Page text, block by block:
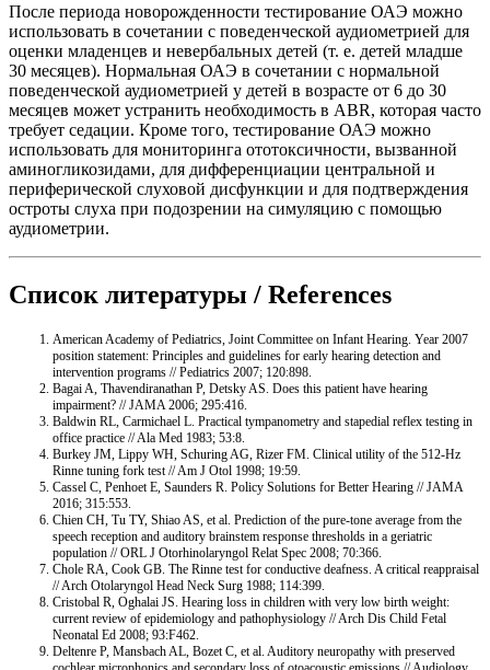
После периода новорожденности тестирование ОАЭ можно
использовать в сочетании с поведенческой аудиометрией для
оценки младенцев и невербальных детей (т. е. детей младше
30 месяцев). Нормальная ОАЭ в сочетании с нормальной
поведенческой аудиометрией у детей в возрасте от 6 до 30
месяцев может устранить необходимость в ABR, которая часто
требует седации. Кроме того, тестирование ОАЭ можно
использовать для мониторинга ототоксичности, вызванной
аминогликозидами, для дифференциации центральной и
периферической слуховой дисфункции и для подтверждения
остроты слуха при подозрении на симуляцию с помощью
аудиометрии.
Список литературы / References
American Academy of Pediatrics, Joint Committee on Infant Hearing. Year 2007
position statement: Principles and guidelines for early hearing detection and
intervention programs // Pediatrics 2007; 120:898.
Bagai A, Thavendiranathan P, Detsky AS. Does this patient have hearing
impairment? // JAMA 2006; 295:416.
Baldwin RL, Carmichael L. Practical tympanometry and stapedial reflex testing in
office practice // Ala Med 1983; 53:8.
Burkey JM, Lippy WH, Schuring AG, Rizer FM. Clinical utility of the 512-Hz
Rinne tuning fork test // Am J Otol 1998; 19:59.
Cassel C, Penhoet E, Saunders R. Policy Solutions for Better Hearing // JAMA
2016; 315:553.
Chien CH, Tu TY, Shiao AS, et al. Prediction of the pure-tone average from the
speech reception and auditory brainstem response thresholds in a geriatric
population // ORL J Otorhinolaryngol Relat Spec 2008; 70:366.
Chole RA, Cook GB. The Rinne test for conductive deafness. A critical reappraisal
// Arch Otolaryngol Head Neck Surg 1988; 114:399.
Cristobal R, Oghalai JS. Hearing loss in children with very low birth weight:
current review of epidemiology and pathophysiology // Arch Dis Child Fetal
Neonatal Ed 2008; 93:F462.
Deltenre P, Mansbach AL, Bozet C, et al. Auditory neuropathy with preserved